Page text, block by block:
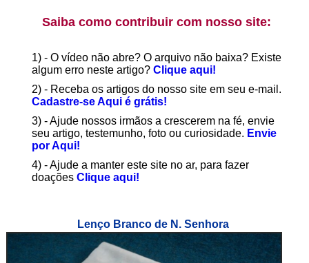
Saiba como contribuir com nosso site:
1) - O vídeo não abre? O arquivo não baixa? Existe
algum erro neste artigo? Clique aqui!
2) - Receba os artigos do nosso site em seu e-mail.
Cadastre-se Aqui é grátis!
3) - Ajude nossos irmãos a crescerem na fé, envie
seu artigo, testemunho, foto ou curiosidade. Envie
por Aqui!
4) - Ajude a manter este site no ar, para fazer
doações Clique aqui!
Lenço Branco de N. Senhora